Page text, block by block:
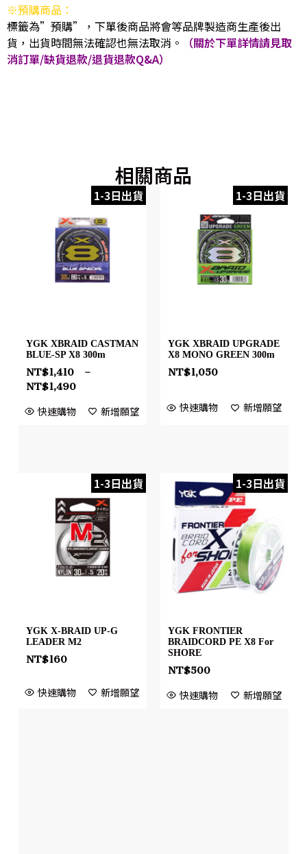
※預購商品：
標籤為”預購”，下單後商品將會等品牌製造商生產後出
貨，出貨時間無法確認也無法取消。
（關於下單詳情請見取
消訂單/缺貨退款/退貨退款Q&A）
相關商品
1-3日出貨
YGK XBRAID CASTMAN
BLUE-SP X8 300m
NT$1,410
–
NT$1,490
快速購物 新增願望
1-3日出貨
YGK XBRAID UPGRADE
X8 MONO GREEN 300m
NT$1,050
快速購物 新增願望
1-3日出貨
YGK X-BRAID UP-G
LEADER M2
NT$160
快速購物 新增願望
1-3日出貨
YGK FRONTIER
BRAIDCORD PE X8 For
SHORE
NT$500
快速購物 新增願望